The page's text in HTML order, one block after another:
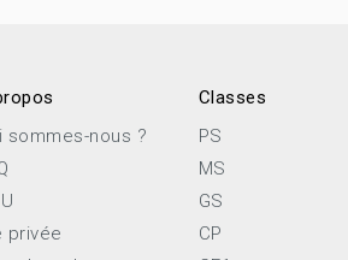
sommes-nous ?
privée
Classes
PS
MS
GS
CP